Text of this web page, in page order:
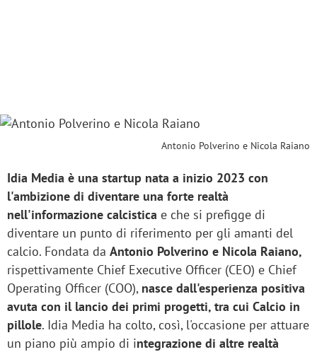
Antonio Polverino e Nicola Raiano
Idia Media è una startup nata a inizio 2023 con
l'ambizione di diventare una forte realtà
nell'informazione calcistica e che si prefigge di
diventare un punto di riferimento per gli amanti del
calcio. Fondata da Antonio Polverino e Nicola Raiano,
rispettivamente Chief Executive Officer (CEO) e Chief
Operating Officer (COO), nasce dall'esperienza positiva
avuta con il lancio dei primi progetti, tra cui Calcio in
pillole. Idia Media ha colto, così, l'occasione per attuare
un piano più ampio di integrazione di altre realtà